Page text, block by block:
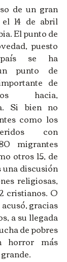
de un gran
14 de abril
El punto de
puesto
se ha
punto de
de
hacia,
Si bien no
como los
con
migrantes
otros 15, de
discusión
religiosas,
cristianos. O
gracias
a su llegada
de pobres
horror más